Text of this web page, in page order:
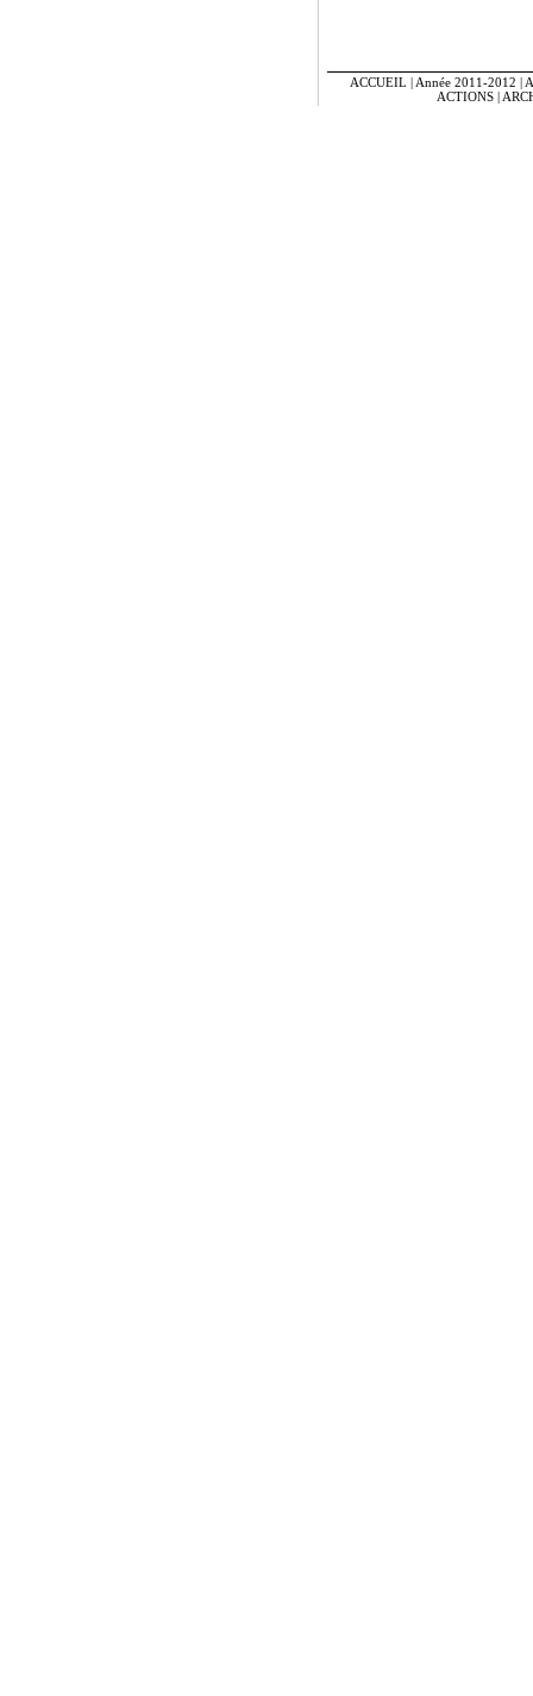
ACCUEIL | Année 2011-2012 |
ACTIONS |